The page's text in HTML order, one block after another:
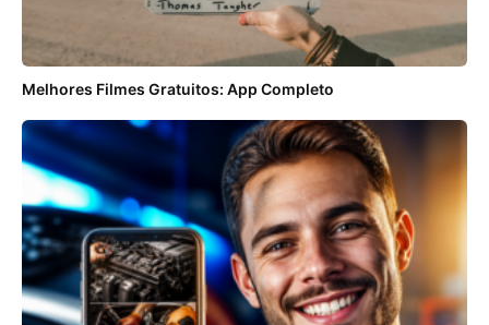
Melhores Filmes Gratuitos: App Completo